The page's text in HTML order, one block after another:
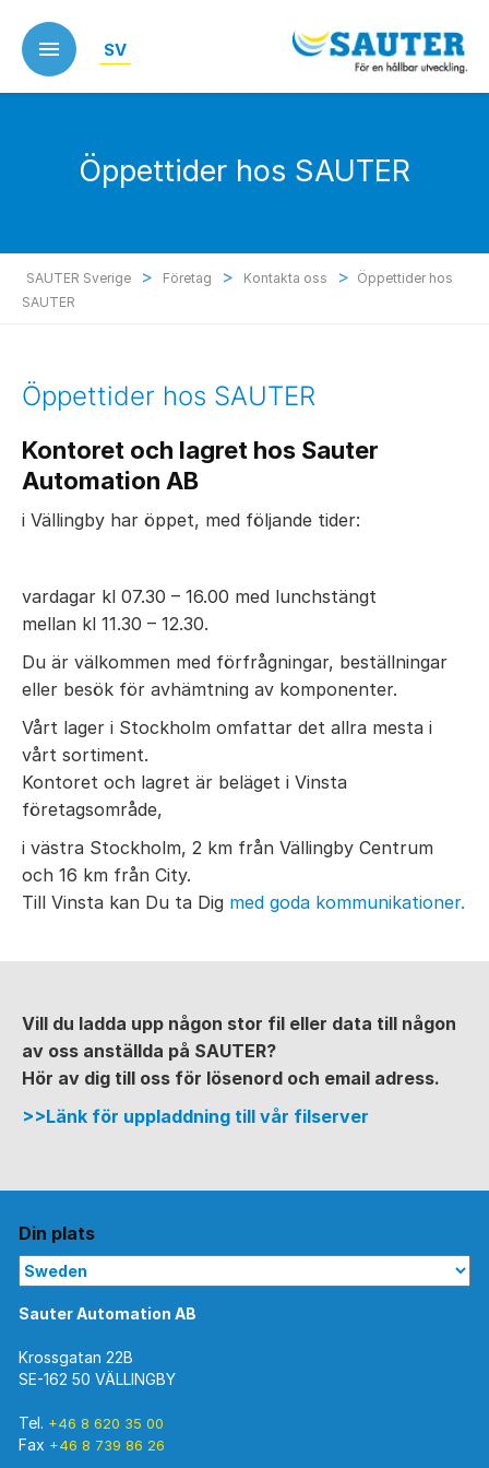
main
content
SV
Öppettider hos SAUTER
SAUTER Sverige > Företag > Kontakta oss > Öppettider hos
SAUTER
Öppettider hos SAUTER
Kontoret och lagret hos Sauter
Automation AB
i Vällingby har öppet, med följande tider:
vardagar kl 07.30 – 16.00 med lunchstängt
mellan kl 11.30 – 12.30.
Du är välkommen med förfrågningar, beställningar
eller besök för avhämtning av komponenter.
Vårt lager i Stockholm omfattar det allra mesta i
vårt sortiment.
Kontoret och lagret är beläget i Vinsta
företagsområde,
i västra Stockholm, 2 km från Vällingby Centrum
och 16 km från City.
Till Vinsta kan Du ta Dig med goda kommunikationer.
Vill du ladda upp någon stor fil eller data till någon
av oss anställda på SAUTER?
Hör av dig till oss för lösenord och email adress.
>>Länk för uppladdning till vår filserver
Din plats
Sauter Automation AB
Krossgatan 22B
SE-162 50 VÄLLINGBY
Tel. +46 8 620 35 00
Fax +46 8 739 86 26